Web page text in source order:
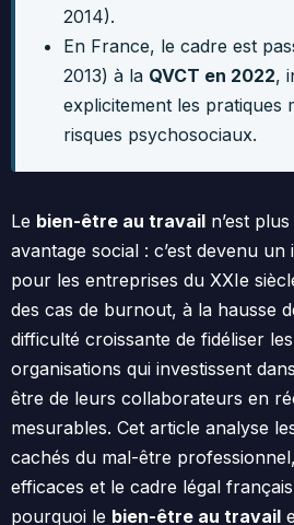
2014).
En France, le cadre est
2013) à la QVCT en 2022,
explicitement les pratiques
risques psychosociaux.
Le bien-être au travail n’est
avantage social : c’est devenu
pour les entreprises du XXIe
des cas de burnout, à la hausse
difficulté croissante de fidéliser
organisations qui investissent
être de leurs collaborateurs en
mesurables. Cet article analyse
cachés du mal-être
efficaces et le cadre légal
pourquoi le bien-être au travail